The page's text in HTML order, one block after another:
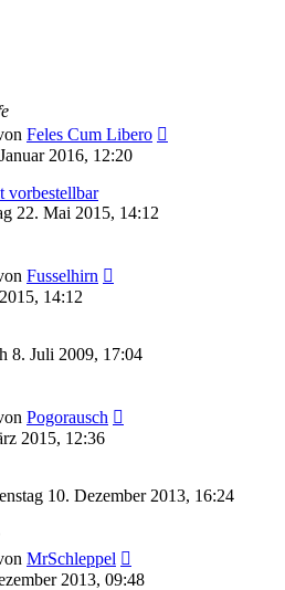
Feles Cum Libero
2016, 12:20
vorbestellbar
22. Mai 2015, 14:12
Fusselhirn
14:12
8. Juli 2009, 17:04
Pogorausch
2015, 12:36
10. Dezember 2013, 16:24
MrSchleppel
2013, 09:48